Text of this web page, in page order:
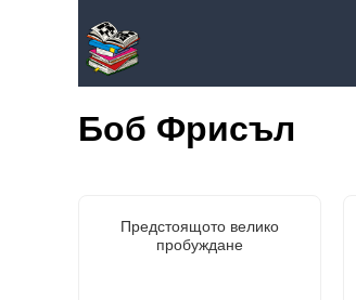
Боб Фрисъл
Предстоящото велико
пробуждане